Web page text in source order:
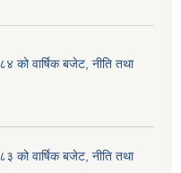
को वार्षिक बजेट, नीति तथा
को वार्षिक बजेट, नीति तथा